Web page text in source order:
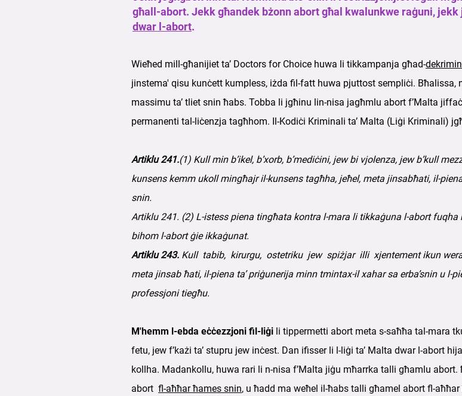
għall-abort. Jekk għandek bżonn abort għal kwalunkwe raġuni, jekk
dwar l-abort.
Wieħed mill-għanijiet ta’ Doctors for Choice huwa li tikkampanja għad-
jinstema' qisu kunċett kumpless, iżda fil-fatt huwa pjuttost sempliċi. Bħalissa,
massimu ta’ tliet snin ħabs. Tobba li jgħinu lin-nisa jagħmlu abort f’Malta
permanenti tal-liċenzja tagħhom. Il-Kodiċi Kriminali ta’ Malta (Liġi Kriminali)
Artiklu 241.(1) Kull min b’ikel, b’xorb, b’mediċini, jew bi vjolenza, jew b’kull
kunsens kemm ukoll mingħajr il-kunsens tagħha, jeħel, meta jinsabħati, il-
snin.
Artiklu 241. (2) L-istess piena tingħata kontra l-mara li tikkaġuna l-abort
bihom l-abort ġie ikkaġunat.
Artiklu 243. Kull tabib, kirurgu, ostetriku jew spiżjar illi xjentement ikun
meta jinsab ħati, il-piena ta’ priġunerija minn tmintax-il xahar sa erba’snin u l-
professjoni tiegħu.
M'hemm l-ebda eċċezzjoni fil-liġi li tippermetti abort meta s-saħħa tal-mara
fetu, jew f’każi ta’ stupru jew inċest. Dan ifisser li l-liġi ta’ Malta dwar l-abort
kollha. Madankollu, huwa rari li n-nisa f’Malta jiġu mħarrka talli għamlu
abort fl-aħħar ħames snin, u ħadd ma weħel il-ħabs talli għamel abort fl-aħħar